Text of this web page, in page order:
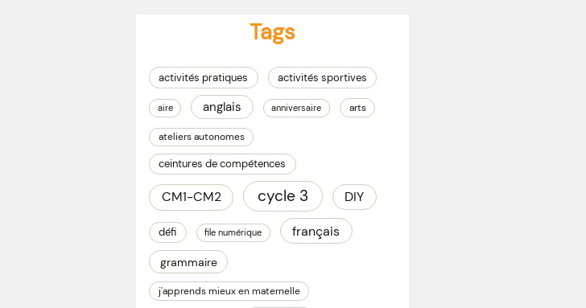
Tags
activités pratiques activités sportives
aire anglais anniversaire arts
ateliers autonomes
ceintures de compétences
CM1-CM2 cycle 3 DIY
défi file numérique français
grammaire
j'apprends mieux en maternelle